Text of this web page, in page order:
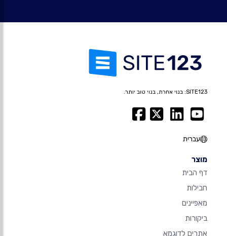
SITE123: בנוי אחרת, בנוי טוב יותר.
עברית
מוצר
דף הבית
חבילות
מאפיינים
ביקורות
אתרים לדוגמא